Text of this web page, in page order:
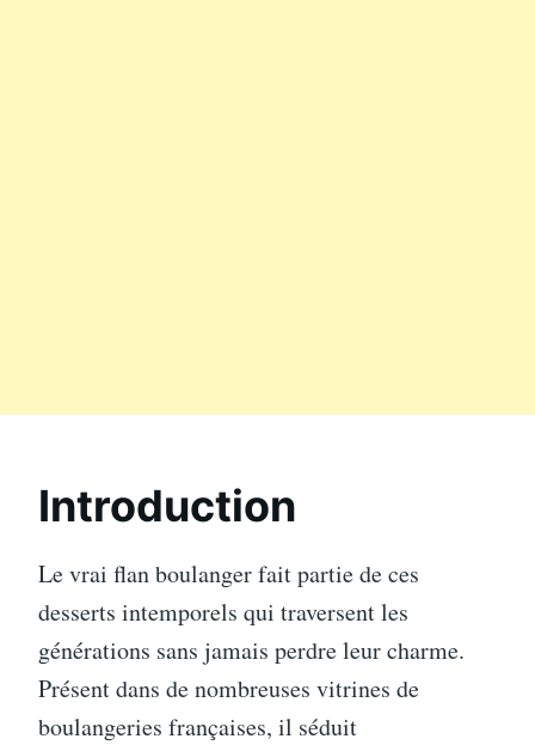
Introduction
Le vrai flan boulanger fait partie de ces
desserts intemporels qui traversent les
générations sans jamais perdre leur charme.
Présent dans de nombreuses vitrines de
boulangeries françaises, il séduit